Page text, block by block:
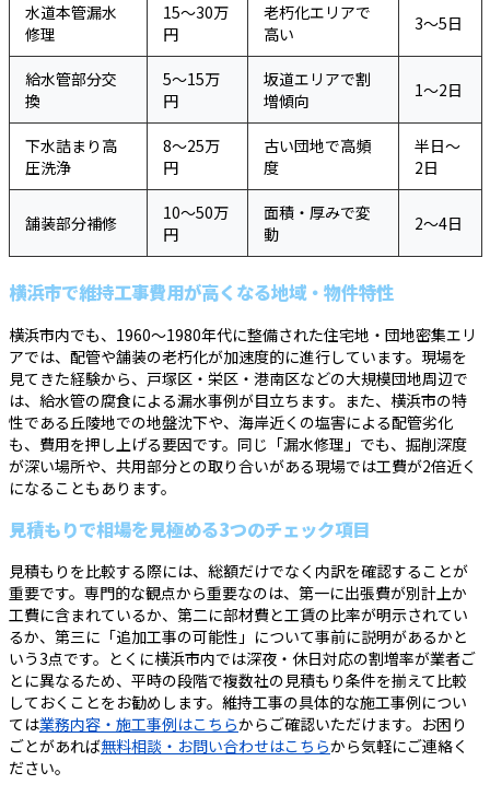
水道本管漏水
修理
15〜30万
円
老朽化エリアで
高い
3〜5日
給水管部分交
換
5〜15万
円
坂道エリアで割
増傾向
1〜2日
下水詰まり高
圧洗浄
8〜25万
円
古い団地で高頻
度
半日〜
2日
舗装部分補修
10〜50万
円
面積・厚みで変
動
2〜4日
横浜市で維持工事費用が高くなる地域・物件特性
横浜市内でも、1960〜1980年代に整備された住宅地・団地密集エリ
アでは、配管や舗装の老朽化が加速度的に進行しています。現場を
見てきた経験から、戸塚区・栄区・港南区などの大規模団地周辺で
は、給水管の腐食による漏水事例が目立ちます。また、横浜市の特
性である丘陵地での地盤沈下や、海岸近くの塩害による配管劣化
も、費用を押し上げる要因です。同じ「漏水修理」でも、掘削深度
が深い場所や、共用部分との取り合いがある現場では工費が2倍近く
になることもあります。
見積もりで相場を見極める3つのチェック項目
見積もりを比較する際には、総額だけでなく内訳を確認することが
重要です。専門的な観点から重要なのは、第一に出張費が別計上か
工費に含まれているか、第二に部材費と工賃の比率が明示されてい
るか、第三に「追加工事の可能性」について事前に説明があるかと
いう3点です。とくに横浜市内では深夜・休日対応の割増率が業者ご
とに異なるため、平時の段階で複数社の見積もり条件を揃えて比較
しておくことをお勧めします。維持工事の具体的な施工事例につい
ては業務内容・施工事例はこちらからご確認いただけます。お困り
ごとがあれば無料相談・お問い合わせはこちらから気軽にご連絡く
ださい。